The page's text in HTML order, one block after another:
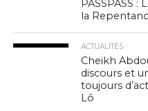
PASSPASS
la
ACTUALITÉS
Cheikh
discours et
toujours
Lô